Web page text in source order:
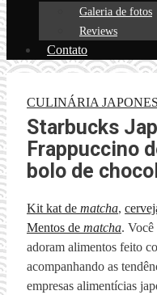
Galeria de fotos
Reviews
Contato
CULINÁRIA
Starbucks
Frappuccino
bolo de
Kit kat de matcha,
Mentos de matcha. Você
adoram alimentos feito
acompanhando as
empresas alimentícias